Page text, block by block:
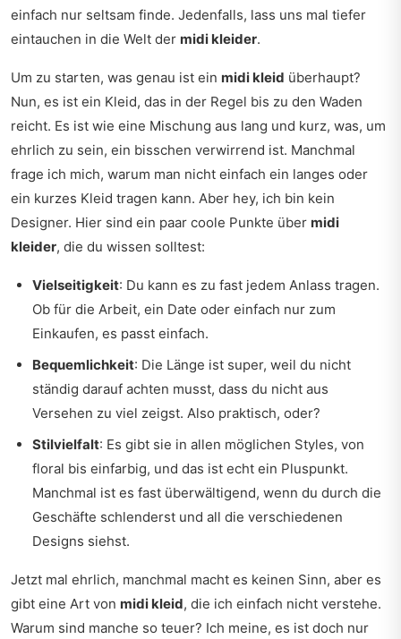
einfach nur seltsam finde. Jedenfalls, lass uns mal tiefer
eintauchen in die Welt der midi kleider.
Um zu starten, was genau ist ein midi kleid überhaupt?
Nun, es ist ein Kleid, das in der Regel bis zu den Waden
reicht. Es ist wie eine Mischung aus lang und kurz, was, um
ehrlich zu sein, ein bisschen verwirrend ist. Manchmal
frage ich mich, warum man nicht einfach ein langes oder
ein kurzes Kleid tragen kann. Aber hey, ich bin kein
Designer. Hier sind ein paar coole Punkte über midi
kleider, die du wissen solltest:
Vielseitigkeit: Du kann es zu fast jedem Anlass tragen.
Ob für die Arbeit, ein Date oder einfach nur zum
Einkaufen, es passt einfach.
Bequemlichkeit: Die Länge ist super, weil du nicht
ständig darauf achten musst, dass du nicht aus
Versehen zu viel zeigst. Also praktisch, oder?
Stilvielfalt: Es gibt sie in allen möglichen Styles, von
floral bis einfarbig, und das ist echt ein Pluspunkt.
Manchmal ist es fast überwältigend, wenn du durch die
Geschäfte schlenderst und all die verschiedenen
Designs siehst.
Jetzt mal ehrlich, manchmal macht es keinen Sinn, aber es
gibt eine Art von midi kleid, die ich einfach nicht verstehe.
Warum sind manche so teuer? Ich meine, es ist doch nur